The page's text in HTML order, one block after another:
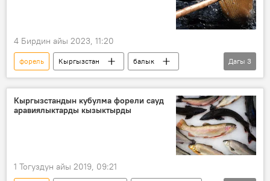
4 Бирдин айы 2023, 11:20
форель Кыргызстан
балык
алтын
акча экспорт
Дагы 3
Кыргызстандын кубулма форели сауд
аравиялыктарды кызыктырды
1 Тогуздун айы 2019, 09:21